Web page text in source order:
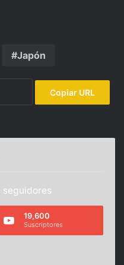
Japón
Copiar URL
seguidores
19,600
Suscriptores